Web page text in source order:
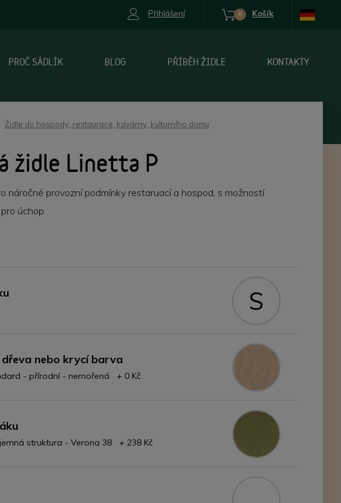
Košík
0
Přihlášení
PROČ SÁDLÍK BLOG PŘÍBĚH ŽIDLE KONTAKTY
->
Židle do hospody, restaurace, kavárny, kulturního domu
židle Linetta P
náročné provozní podmínky restaruací a hospod, s možností
úchop.
S
nebo krycí barva
- přírodní - nemořená + 0 Kč
struktura - Verona 38 + 238 Kč